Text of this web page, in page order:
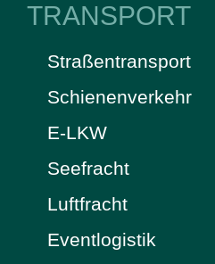
TRANSPORT
Straßentransport
Schienenverkehr
E-LKW
Seefracht
Luftfracht
Eventlogistik